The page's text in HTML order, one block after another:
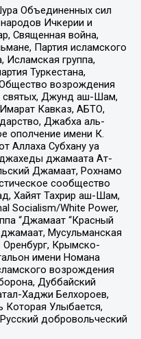
Объединенных сил
Ичкерии и
Священная война,
Партия исламского
группа,
Туркестана,
возрождения
святых, Джунд аш-Шам,
Кавказ, АБТО,
Джабха аль-
ополчение имени К.
Аллаха Субхану уа
джамаата Ат-
Джамаат, Рохнамо
сообщество
Хайят Тахрир аш-Шам,
Socialism/White Power,
“Джамаат “Красный
Мусульманская
Оренбург, Крымско-
имени Номана
возрождения
Дуббайский
Хаджи Белхороев,
Которая Улыбается,
добровольческий